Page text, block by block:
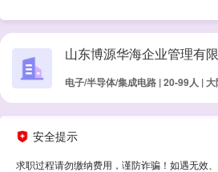
山东博源华海企业管理有
电子/半导体/集成电路 | 20-99人 |
安全提示
求职过程请勿缴纳费用，谨防诈骗！如遇无效